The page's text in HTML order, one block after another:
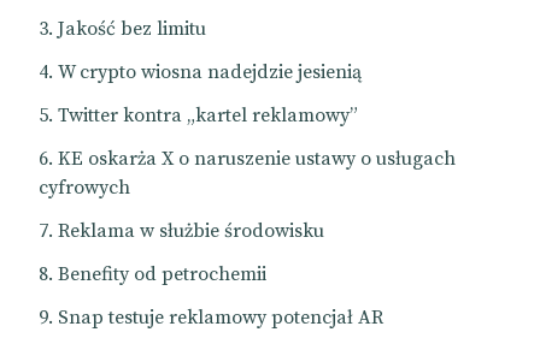
Jakość bez limitu
W crypto wiosna nadejdzie jesienią
Twitter kontra „kartel reklamowy”
KE oskarża X o naruszenie ustawy o usługach
cyfrowych
Reklama w służbie środowisku
Benefity od petrochemii
Snap testuje reklamowy potencjał AR